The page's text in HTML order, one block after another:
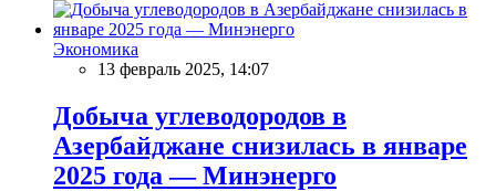
Экономика
13 февраль 2025, 14:07
Добыча углеводородов в
Азербайджане снизилась в январе
2025 года — Минэнерго